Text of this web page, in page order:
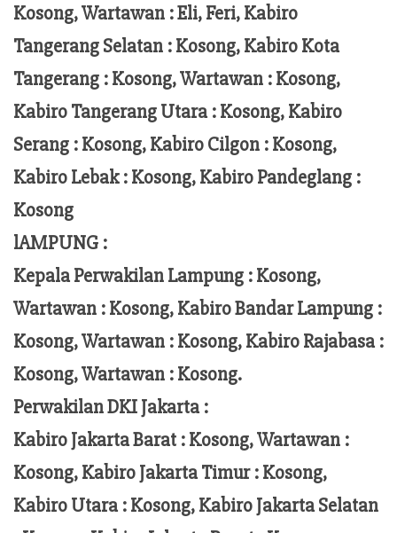
Kosong,Wartawan :Eli, Feri, Kabiro
Tangerang Selatan : Kosong, Kabiro Kota
Tangerang :Kosong, Wartawan : Kosong,
Kabiro Tangerang Utara : Kosong, Kabiro
Serang : Kosong, Kabiro Cilgon : Kosong,
Kabiro Lebak : Kosong, Kabiro Pandeglang :
Kosong
lAMPUNG :
Kepala Perwakilan Lampung :Kosong,
Wartawan : Kosong, Kabiro Bandar Lampung :
Kosong, Wartawan : Kosong, Kabiro Rajabasa :
Kosong, Wartawan : Kosong.
Perwakilan DKI Jakarta :
Kabiro Jakarta Barat : Kosong, Wartawan :
Kosong, Kabiro Jakarta Timur : Kosong,
Kabiro Utara : Kosong, Kabiro Jakarta Selatan